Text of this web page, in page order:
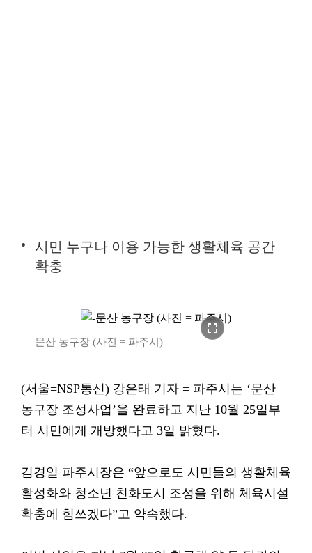
시민 누구나 이용 가능한 생활체육 공간
확충
fullscreen
문산 농구장 (사진 = 파주시)
(서울=NSP통신) 강은태 기자 = 파주시는 ‘문산
농구장 조성사업’을 완료하고 지난 10월 25일부
터 시민에게 개방했다고 3일 밝혔다.
김경일 파주시장은 “앞으로도 시민들의 생활체육
활성화와 청소년 친화도시 조성을 위해 체육시설
확충에 힘쓰겠다”고 약속했다.